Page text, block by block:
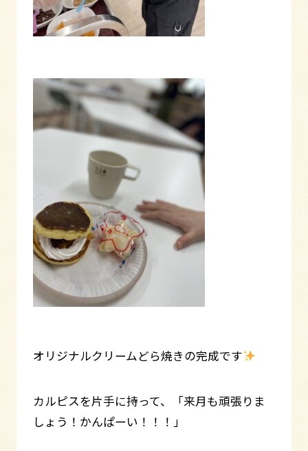
オリジナルクリームどら焼きの完成です
カルピスを片手に持って、「来月も頑張りま
しょう！かんぱーい！！！」